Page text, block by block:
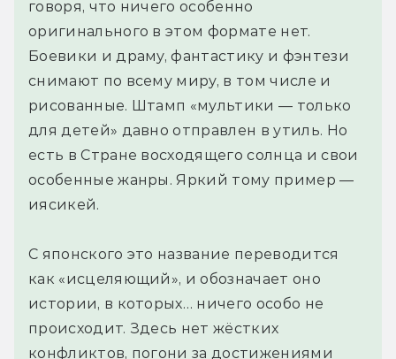
говоря, что ничего особенно
оригинального в этом формате нет.
Боевики и драму, фантастику и фэнтези
снимают по всему миру, в том числе и
рисованные. Штамп «мультики — только
для детей» давно отправлен в утиль. Но
есть в Стране восходящего солнца и свои
особенные жанры. Яркий тому пример —
иясикей.
С японского это название переводится
как «исцеляющий», и обозначает оно
истории, в которых… ничего особо не
происходит. Здесь нет жёстких
конфликтов, погони за достижениями